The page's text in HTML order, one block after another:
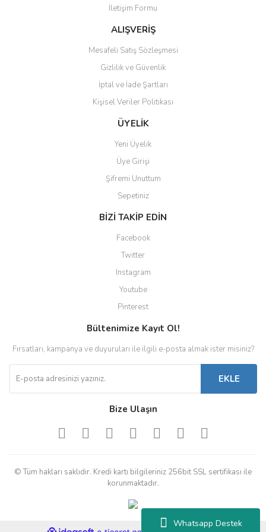
Whatsapp Destek
Ürün fiyatı diğer sitelerden daha pahalı.
Bu ürüne benzer farklı alternatifler olmalı.
Gönder
İletişim Formu
ALIŞVERİŞ
Mesafeli Satış Sözleşmesi
Gizlilik ve Güvenlik
İptal ve İade Şartları
Kişisel Veriler Politikası
ÜYELİK
Yeni Üyelik
Üye Girişi
Şifremi Unuttum
Sepetiniz
BİZİ TAKİP EDİN
Facebook
Twitter
Instagram
Youtube
Pinterest
Bültenimize Kayıt Ol!
Fırsatları, kampanya ve duyuruları ile ilgili e-posta almak ister misiniz?
EKLE
Bize Ulaşın
© Tüm hakları saklıdır. Kredi kartı bilgileriniz 256bit SSL sertifikası ile
korunmaktadır.